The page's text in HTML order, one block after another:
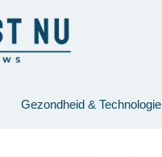
Gezondheid & Technologie